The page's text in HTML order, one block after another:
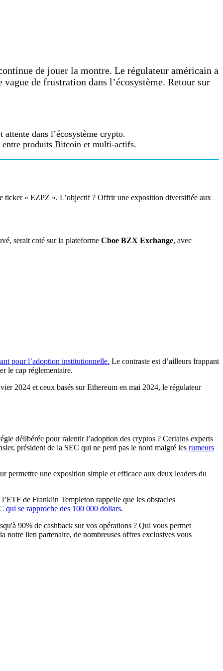
de jouer la montre. Le régulateur américain a
vague de frustration dans l’écosystème. Retour sur
dans l’écosystème crypto.
entre produits Bitcoin et multi-actifs.
ticker « EZPZ ». L’objectif ? Offrir une exposition diversifiée aux
serait coté sur la plateforme Cboe BZX Exchange, avec
pour l’adoption institutionnelle. Le contraste est d’ailleurs frappant
le cap réglementaire.
2024 et ceux basés sur Ethereum en mai 2024, le régulateur
délibérée pour ralentir l’adoption des cryptos ? Certains experts
président de la SEC qui ne perd pas le nord malgré les rumeurs
permettre une exposition simple et efficace aux deux leaders du
de Franklin Templeton rappelle que les obstacles
qui se rapproche des 100 000 dollars.
90% de cashback sur vos opérations ? Qui vous permet
lien partenaire, de nombreuses offres exclusives vous